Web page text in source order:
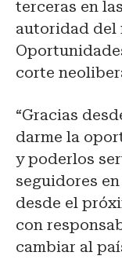
terceras en
autoridad del
corte
“Gracias
darme la
y poderlos
seguidores
desde el
con
cambiar al